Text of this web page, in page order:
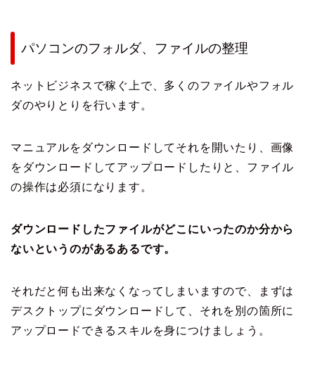
パソコンのフォルダ、ファイルの整理
ネットビジネスで稼ぐ上で、多くのファイルやフォル
ダのやりとりを行います。
マニュアルをダウンロードしてそれを開いたり、画像
をダウンロードしてアップロードしたりと、ファイル
の操作は必須になります。
ダウンロードしたファイルがどこにいったのか分から
ないというのがあるあるです。
それだと何も出来なくなってしまいますので、まずは
デスクトップにダウンロードして、それを別の箇所に
アップロードできるスキルを身につけましょう。